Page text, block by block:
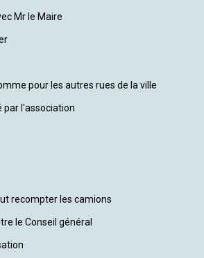
Mr le Maire
pour les autres rues de la ville
l'association
recompter les camions
le Conseil général